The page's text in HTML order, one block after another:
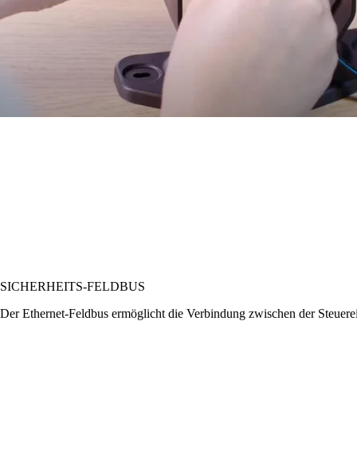
SICHERHEITS-FELDBUS
Der Ethernet-Feldbus ermöglicht die Verbindung zwischen der